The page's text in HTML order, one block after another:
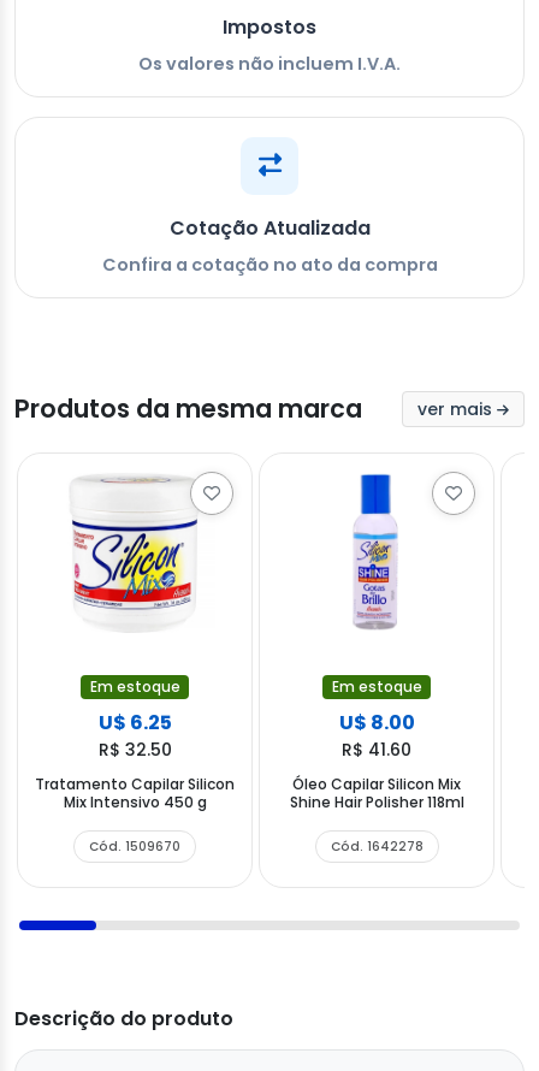
Impostos
Os valores não incluem I.V.A.
Cotação Atualizada
Confira a cotação no ato da compra
Produtos da mesma marca ver mais
Em estoque
U$ 6.25
R$ 32.50
Tratamento Capilar Silicon
Mix Intensivo 450 g
Cód. 1509670
Em estoque
U$ 8.00
R$ 41.60
Óleo Capilar Silicon Mix
Shine Hair Polisher 118ml
Cód. 1642278
Descrição do produto